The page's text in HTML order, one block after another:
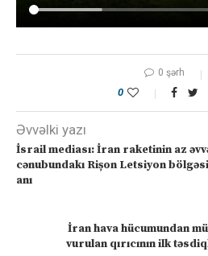
0 şərh
0
Əvvəlki yazı
İsrail mediası: İran raketinin az
cənubundakı Rișon Letsiyon
anı
İran hava hücumundan
vurulan qırıcının ilk